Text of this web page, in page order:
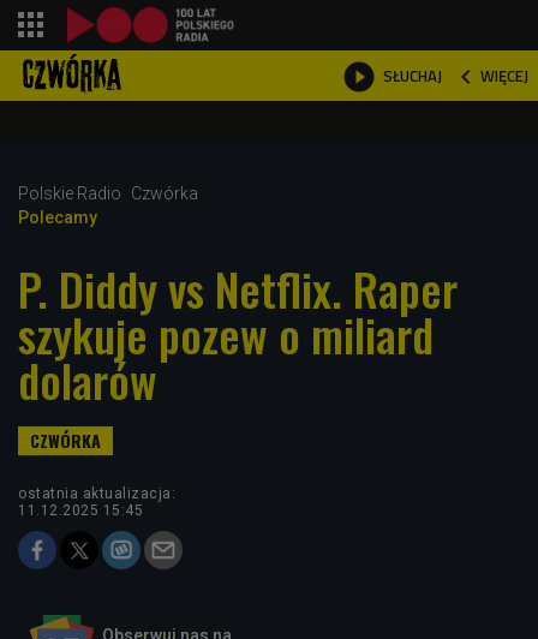
 SŁUCHAJ  WIĘCEJ

Polskie Radio
Czwórka
Polecamy
P. Diddy vs Netflix. Raper
szykuje pozew o miliard
dolarów
ostatnia aktualizacja:
11.12.2025 15:45